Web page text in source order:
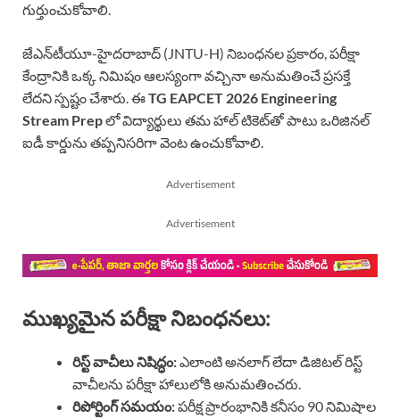
గుర్తుంచుకోవాలి.
జేఎన్‌టీయూ-హైదరాబాద్ (JNTU-H) నిబంధనల ప్రకారం, పరీక్షా
కేంద్రానికి ఒక్క నిమిషం ఆలస్యంగా వచ్చినా అనుమతించే ప్రసక్తే
లేదని స్పష్టం చేశారు. ఈTG EAPCET 2026 Engineering
Stream Prepలో విద్యార్థులు తమ హాల్ టికెట్‌తో పాటు ఒరిజినల్
ఐడీ కార్డును తప్పనిసరిగా వెంట ఉంచుకోవాలి.
Advertisement
Advertisement
ముఖ్యమైన పరీక్షా నిబంధనలు:
రిస్ట్ వాచీలు నిషిద్ధం:ఎలాంటి అనలాగ్ లేదా డిజిటల్ రిస్ట్
వాచీలను పరీక్షా హాలులోకి అనుమతించరు.
రిపోర్టింగ్ సమయం:పరీక్ష ప్రారంభానికి కనీసం 90 నిమిషాల